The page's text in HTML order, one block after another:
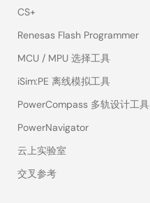
CS+
Renesas Flash Programmer
MCU / MPU 选择工具
iSim:PE 离线模拟工具
PowerCompass 多轨设计工具
PowerNavigator
云上实验室
交叉参考